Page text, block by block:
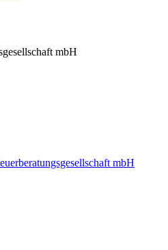
mbH
mbH